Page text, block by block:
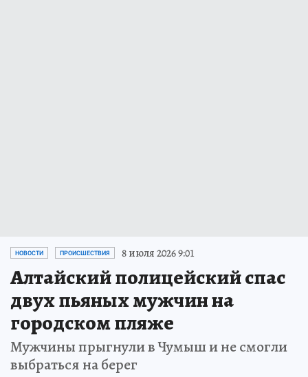
НОВОСТИ ПРОИСШЕСТВИЯ 8 июля 2026 9:01
Алтайский полицейский спас
двух пьяных мужчин на
городском пляже
Мужчины прыгнули в Чумыш и не смогли
выбраться на берег